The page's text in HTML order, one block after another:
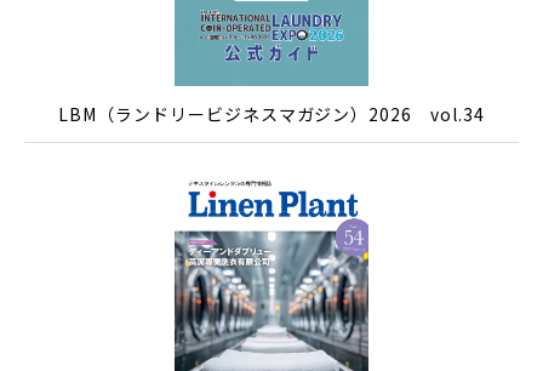
LBM（ランドリービジネスマガジン）2026 vol.34